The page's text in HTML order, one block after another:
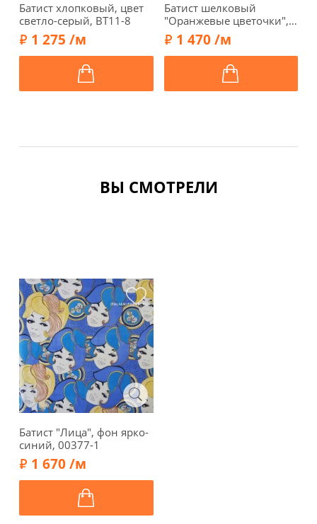
Батист хлопковый, цвет
светло-серый, BT11-8
1 275 /м
Батист шелковый
"Оранжевые цветочки",
02148
1 470 /м
ВЫ СМОТРЕЛИ
Батист "Лица", фон ярко-
синий, 00377-1
1 670 /м